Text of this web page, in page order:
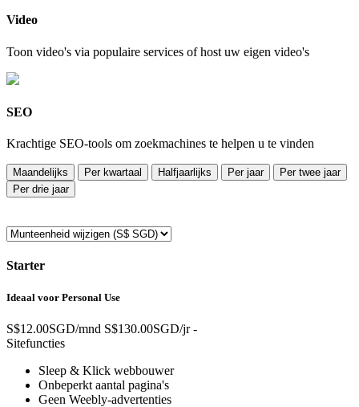
Video
Toon video's via populaire services of host uw eigen video's
SEO
Krachtige SEO-tools om zoekmachines te helpen u te vinden
Maandelijks Per kwartaal Halfjaarlijks Per jaar
Per twee jaar
Per drie jaar
Starter
Ideaal voor Personal Use
S$12.00SGD/mnd S$130.00SGD/jr-
Sitefuncties
Sleep & Klick webbouwer
Onbeperkt aantal pagina's
Geen Weebly-advertenties